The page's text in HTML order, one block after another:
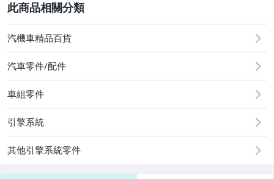
汽機車精品百貨
汽機車精品百貨
汽車零件/配件
車組零件
引擎系統
其他引擎系統零件